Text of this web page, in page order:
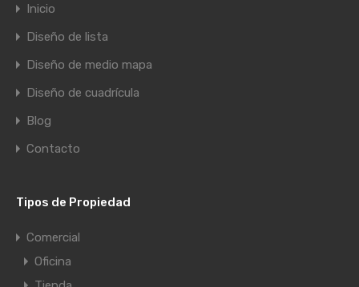
Inicio
Diseño de lista
Diseño de medio mapa
Diseño de cuadrícula
Blog
Contacto
Tipos de Propiedad
Comercial
Oficina